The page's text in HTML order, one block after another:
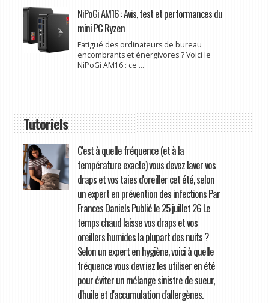
NiPoGi AM16 : Avis, test et performances du
mini PC Ryzen
Fatigué des ordinateurs de bureau
encombrants et énergivores ? Voici le
NiPoGi AM16 : ce ...
Tutoriels
C'est à quelle fréquence (et à la
température exacte) vous devez laver vos
draps et vos taies d'oreiller cet été, selon
un expert en prévention des infections Par
Frances Daniels Publié le 25 juillet 26 Le
temps chaud laisse vos draps et vos
oreillers humides la plupart des nuits ?
Selon un expert en hygiène, voici à quelle
fréquence vous devriez les utiliser en été
pour éviter un mélange sinistre de sueur,
d'huile et d'accumulation d'allergènes.